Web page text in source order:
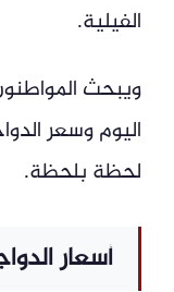
الفيلية.
ويبحث
اليوم وسعر
لحظة بلحظة.
أسعار